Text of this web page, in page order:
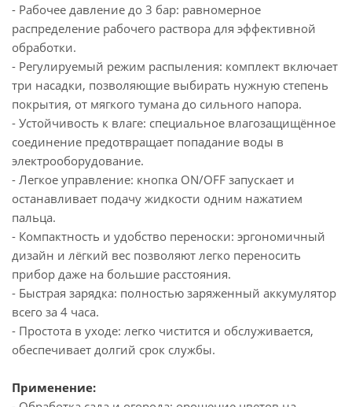
- Рабочее давление до 3 бар: равномерное
распределение рабочего раствора для эффективной
обработки.
- Регулируемый режим распыления: комплект включает
три насадки, позволяющие выбирать нужную степень
покрытия, от мягкого тумана до сильного напора.
- Устойчивость к влаге: специальное влагозащищённое
соединение предотвращает попадание воды в
электрооборудование.
- Легкое управление: кнопка ON/OFF запускает и
останавливает подачу жидкости одним нажатием
пальца.
- Компактность и удобство переноски: эргономичный
дизайн и лёгкий вес позволяют легко переносить
прибор даже на большие расстояния.
- Быстрая зарядка: полностью заряженный аккумулятор
всего за 4 часа.
- Простота в уходе: легко чистится и обслуживается,
обеспечивает долгий срок службы.
Применение: